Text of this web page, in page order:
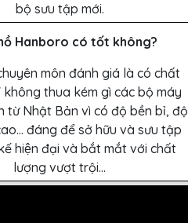
bộ sưu tập mới.
Hanboro có tốt không?
môn đánh giá là có chất
thua kém gì các bộ máy
từ Nhật Bản vì có độ bền bỉ, độ
đáng để sở hữu và sưu tập
hiện đại và bắt mắt với chất
lượng vượt trội...